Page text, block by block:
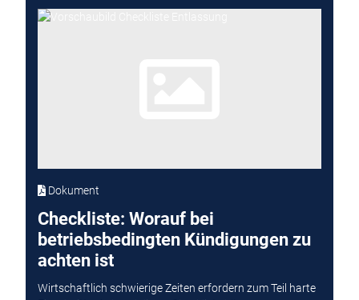
Dokument
Checkliste: Worauf bei
betriebsbedingten Kündigungen zu
achten ist
Wirtschaftlich schwierige Zeiten erfordern zum Teil harte